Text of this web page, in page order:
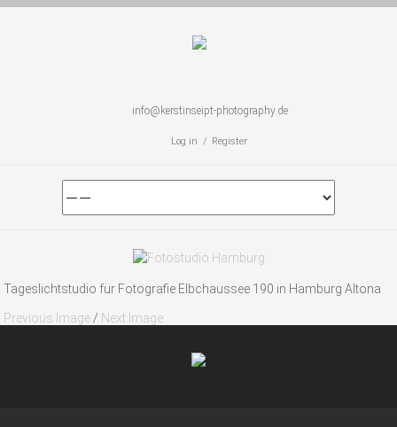
info@kerstinseipt-photography.de
Log in / Register
Tageslichtstudio für Fotografie Elbchaussee 190 in Hamburg Altona
Previous Image / Next Image